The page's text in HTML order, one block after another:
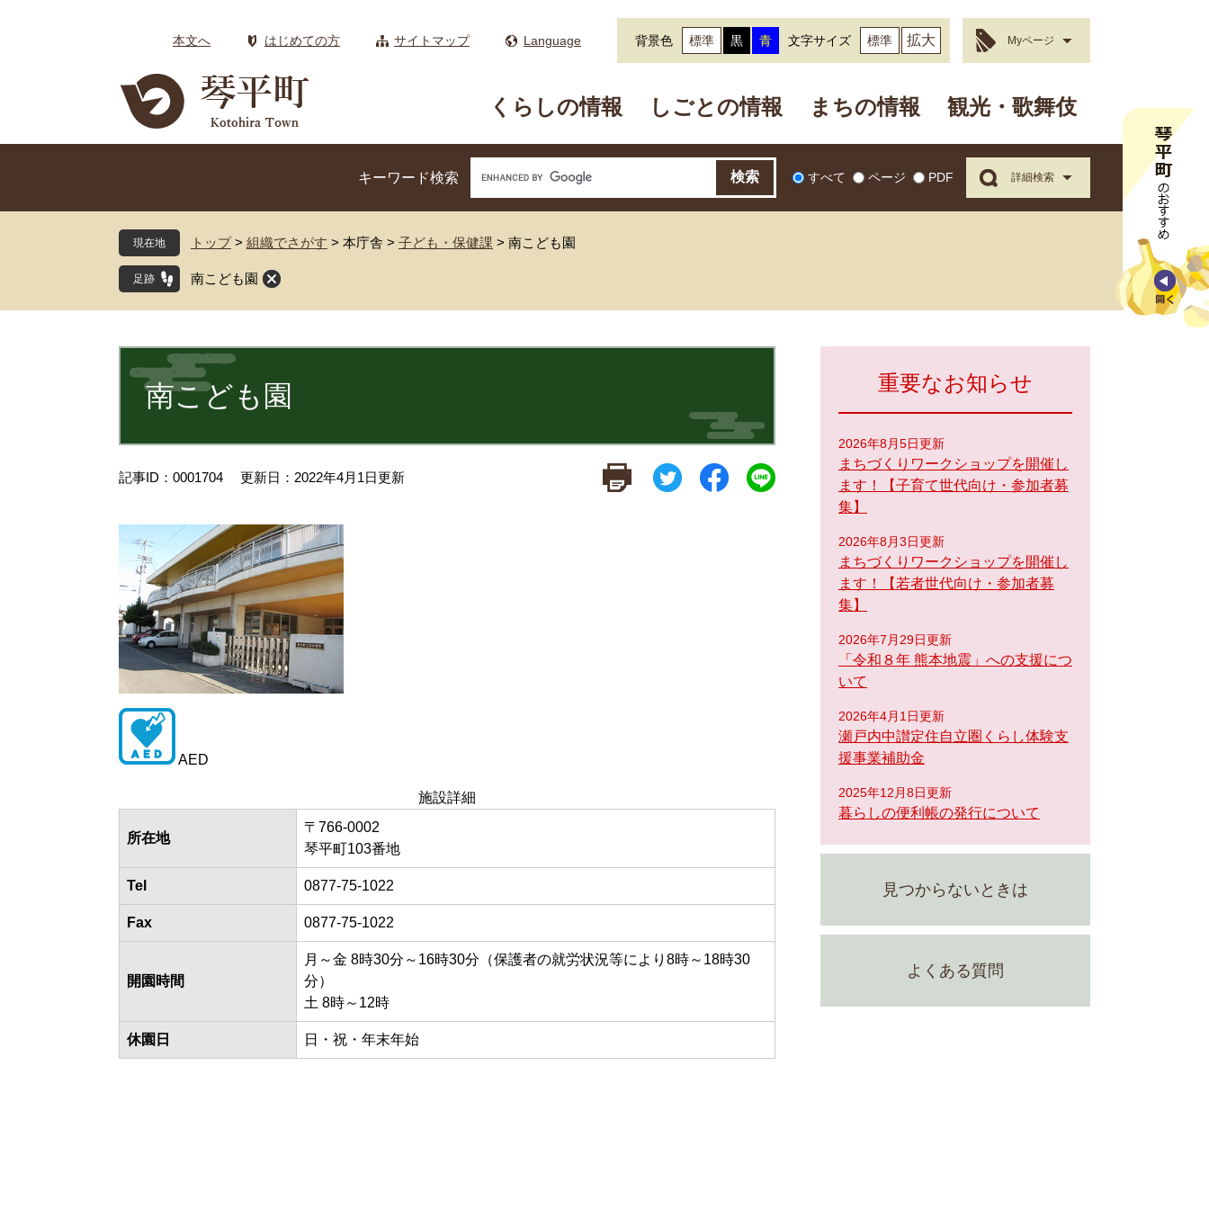
本文へ はじめての方 サイトマップ Language 背景色 標準 黒 青 文字サイズ 標準 拡大 Myページ
くらしの情報 しごとの情報 まちの情報 観光・歌舞伎
キーワード検索 すべて ページ PDF 詳細検索
現在地 トップ > 組織でさがす > 本庁舎 > 子ども・保健課 > 南こども園
南こども園
文
南こども園
記事ID：0001704 更新日：2022年4月1日更新
AED
施設詳細
所在地
〒766-0002
琴平町103番地
Tel 0877-75-1022
Fax 0877-75-1022
開園時間
月～金 8時30分～16時30分（保護者の就労状況等により8時～18時30
分）
土 8時～12時
休園日 日・祝・年末年始
重要なお知らせ
2026年8月5日更新
まちづくりワークショップを開催し
ます！【子育て世代向け・参加者募
集】
2026年8月3日更新
まちづくりワークショップを開催し
ます！【若者世代向け・参加者募
集】
2026年7月29日更新
「令和８年 熊本地震」への支援につ
いて
2026年4月1日更新
瀬戸内中讃定住自立圏くらし体験支
援事業補助金
2025年12月8日更新
暮らしの便利帳の発行について
見つからないときは
よくある質問